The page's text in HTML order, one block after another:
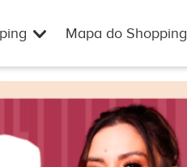
Mapa do Shopping